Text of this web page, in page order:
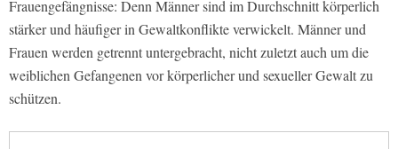
Frauengefängnisse: Denn Männer sind im Durchschnitt körperlich
stärker und häufiger in Gewaltkonflikte verwickelt. Männer und
Frauen werden getrennt untergebracht, nicht zuletzt auch um die
weiblichen Gefangenen vor körperlicher und sexueller Gewalt zu
schützen.